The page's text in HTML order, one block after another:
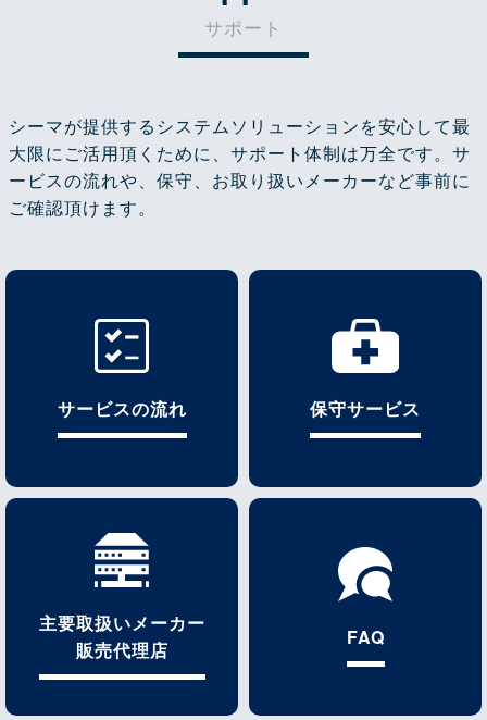
サポート
シーマが提供するシステムソリューションを安心して最
大限にご活用頂くために、サポート体制は万全です。サ
ービスの流れや、保守、お取り扱いメーカーなど事前に
ご確認頂けます。
サービスの流れ 保守サービス
主要取扱いメーカー
販売代理店
FAQ